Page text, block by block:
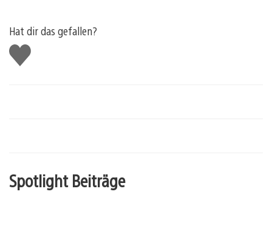
Hat dir das gefallen?
Gefällt
mir
Spotlight Beiträge